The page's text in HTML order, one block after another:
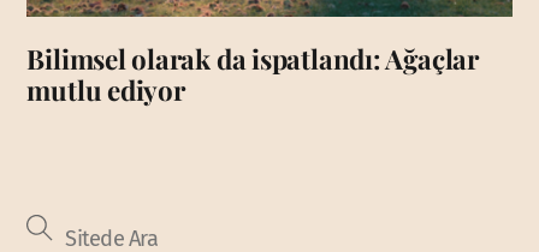
Bilimsel olarak da ispatlandı: Ağaçlar
mutlu ediyor